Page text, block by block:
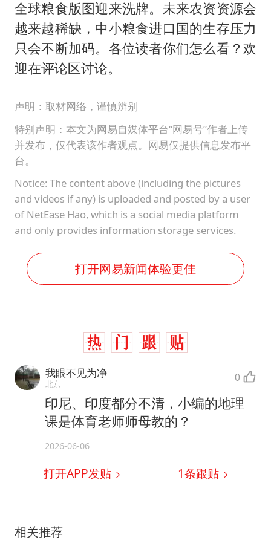
全球粮食版图迎来洗牌。未来农资资源会
越来越稀缺，中小粮食进口国的生存压力
只会不断加码。各位读者你们怎么看？欢
迎在评论区讨论。
声明：取材网络，谨慎辨别
特别声明：本文为网易自媒体平台“网易号”作者上传
并发布，仅代表该作者观点。网易仅提供信息发布平
台。
Notice: The content above (including the pictures
and videos if any) is uploaded and posted by a user
of NetEase Hao, which is a social media platform
and only provides information storage services.
打开网易新闻体验更佳
我眼不见为净
北京 0
印尼、印度都分不清，小编的地理
课是体育老师师母教的？
2026-06-06
打开APP发贴 1条跟贴
相关推荐